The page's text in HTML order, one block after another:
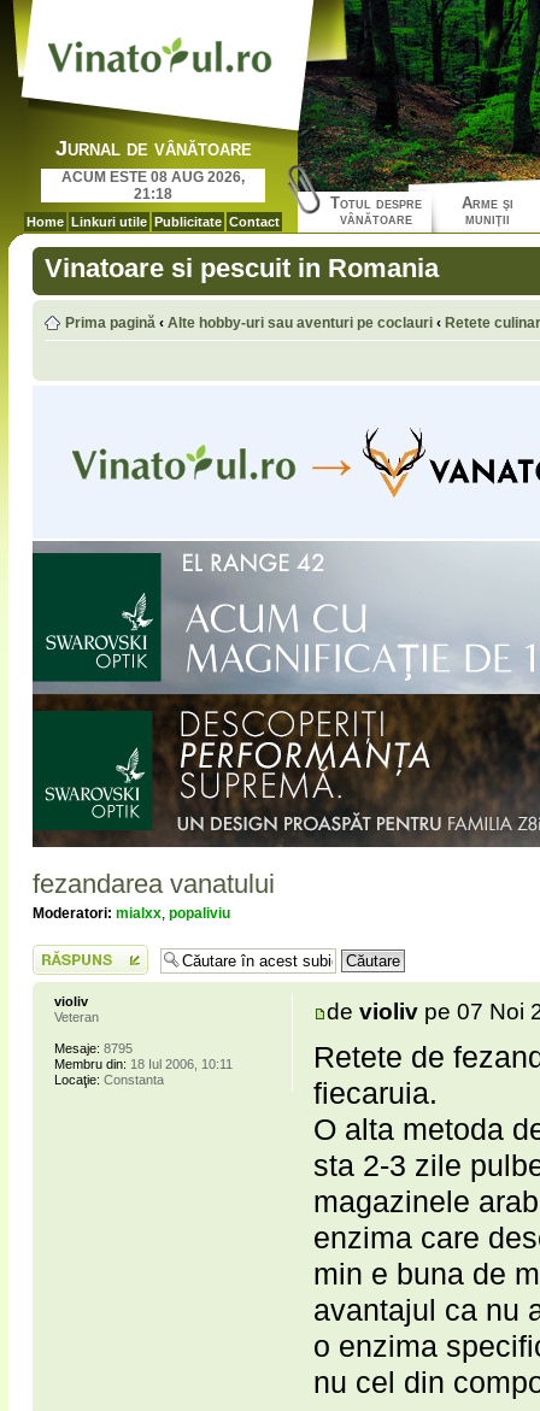
Jurnal de vânătoare
ACUM ESTE 08 AUG 2026,
21:18
Home Linkuri utile Publicitate Contact
Totul despre
vânătoare
Arme şi
muniţii
Vinatoare si pescuit in Romania
Prima pagină ‹ Alte hobby-uri sau aventuri pe coclauri ‹ Retete
fezandarea vanatului
Moderatori: mialxx, popaliviu
Scrie un răspuns
devioliv pe 07 Noi
Retete de
fiecaruia.
O alta metoda
sta 2-3 zile
magazinele
enzima care
min e buna de
avantajul ca nu
o enzima
nu cel din
violiv
Veteran
Mesaje: 8795
Membru din: 18 Iul 2006, 10:11
Locaţie: Constanta